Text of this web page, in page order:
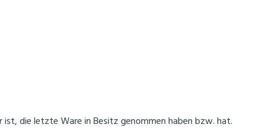
die letzte Ware in Besitz genommen haben bzw. hat.